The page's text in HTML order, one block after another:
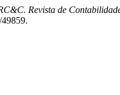
Revista de